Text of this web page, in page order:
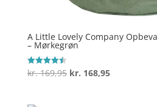
A Little Lovely Company
– Mørkegrøn
Vurderet
4.5
kr.169,95 Den
kr. 168,95Den